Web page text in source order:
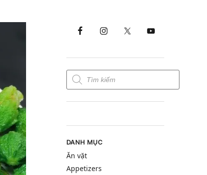
DANH MỤC
Ăn vặt
Appetizers